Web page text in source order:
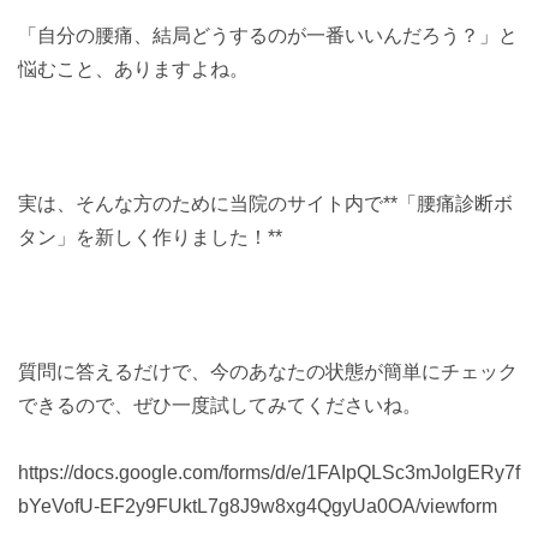
「自分の腰痛、結局どうするのが一番いいんだろう？」と
悩むこと、ありますよね。
実は、そんな方のために当院のサイト内で**「腰痛診断ボ
タン」を新しく作りました！**
質問に答えるだけで、今のあなたの状態が簡単にチェック
できるので、ぜひ一度試してみてくださいね。
https://docs.google.com/forms/d/e/1FAIpQLSc3mJoIgERy7f
bYeVofU-EF2y9FUktL7g8J9w8xg4QgyUa0OA/viewform